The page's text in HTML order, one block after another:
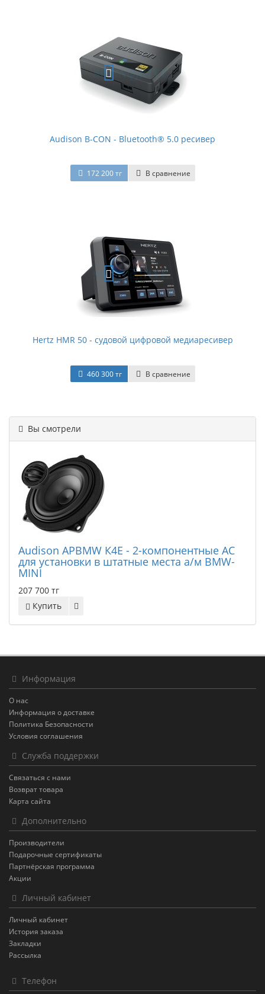
Audison B-CON - Bluetooth® 5.0 ресивер
172 200 тг В сравнение
Hertz HMR 50 - судовой цифровой медиаресивер
460 300 тг В сравнение
Вы смотрели
Audison APBMW К4E - 2-компонентные АС
для установки в штатные места а/м BMW-
MINI
207 700 тг
Купить
Информация
О нас
Информация о доставке
Политика Безопасности
Условия соглашения
Служба поддержки
Связаться с нами
Возврат товара
Карта сайта
Дополнительно
Производители
Подарочные сертификаты
Партнёрская программа
Акции
Личный кабинет
Личный кабинет
История заказа
Закладки
Рассылка
Телефон